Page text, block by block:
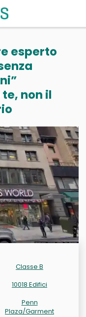
esperto
non il
Classe B
10018 Edifici
Penn
Plaza/Garment